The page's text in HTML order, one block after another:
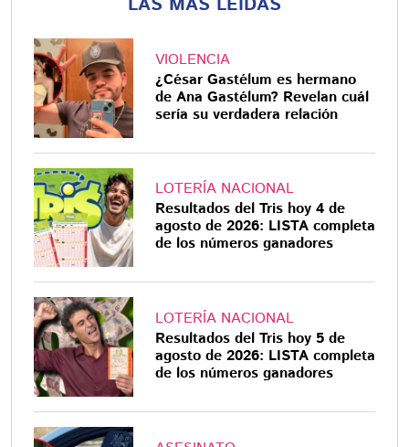
VIOLENCIA
¿César Gastélum es hermano
de Ana Gastélum? Revelan cuál
sería su verdadera relación
LOTERÍA NACIONAL
Resultados del Tris hoy 4 de
agosto de 2026: LISTA completa
de los números ganadores
LOTERÍA NACIONAL
Resultados del Tris hoy 5 de
agosto de 2026: LISTA completa
de los números ganadores